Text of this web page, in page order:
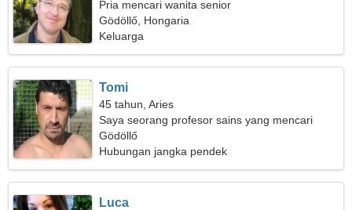
Pria mencari wanita senior
Gödöllő, Hongaria
Keluarga
Tomi
45 tahun, Aries
Saya seorang profesor sains yang mencari
wanita pemalu
Gödöllő
Hubungan jangka pendek
Luca